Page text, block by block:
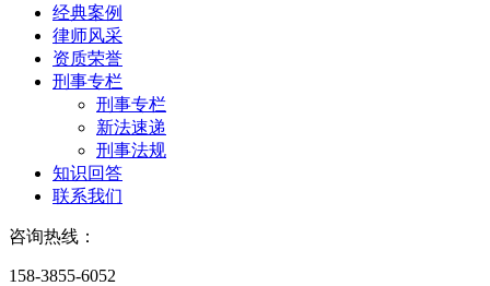
经典案例
律师风采
资质荣誉
刑事专栏
刑事专栏
新法速递
刑事法规
知识回答
联系我们
咨询热线：
158-3855-6052